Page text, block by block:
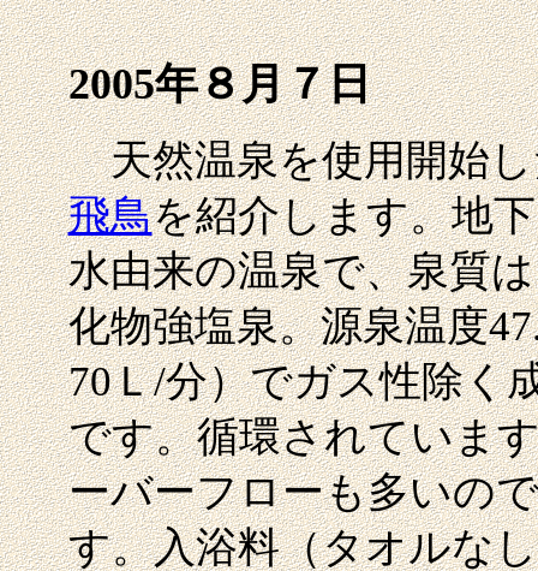
2005年８月７日
天然温泉を使用開始し
飛鳥を紹介します。地
水由来の温泉で、泉質
化物強塩泉。源泉温度
70Ｌ/分）でガス性除く
です。循環されていま
ーバーフローも多いの
す。入浴料（タオルな